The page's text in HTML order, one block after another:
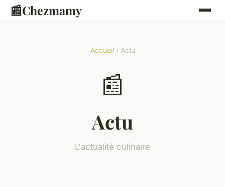
📰Chezmamy
Accueil› Actu
📰
Actu
L'actualité culinaire